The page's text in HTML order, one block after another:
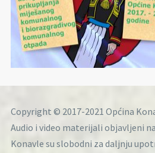
Copyright © 2017-2021 Općina
Audio i video materijali objavljeni
Konavle su slobodni za daljnju